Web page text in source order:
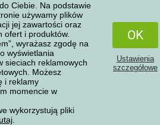
Ciebie. Na podstawie
używamy plików
jej zawartości oraz
ofert i produktów.
wyrażasz zgodę na
wyświetlania
sieciach reklamowych
Możesz
i reklamy
momencie w
wykorzystują pliki
OK
Ustawienia
szczegółowe